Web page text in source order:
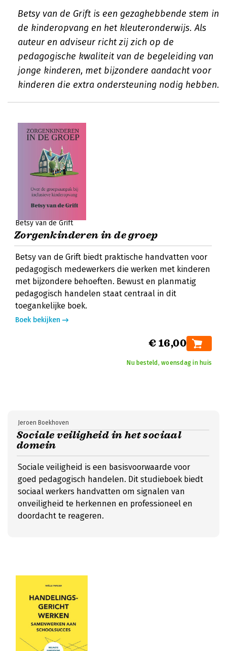
Betsy van de Grift is een gezaghebbende stem in
de kinderopvang en het kleuteronderwijs. Als
auteur en adviseur richt zij zich op de
pedagogische kwaliteit van de begeleiding van
jonge kinderen, met bijzondere aandacht voor
kinderen die extra ondersteuning nodig hebben.
Betsy van de Grift
Zorgenkinderen in de groep
Betsy van de Grift biedt praktische handvatten voor
pedagogisch medewerkers die werken met kinderen
met bijzondere behoeften. Bewust en planmatig
pedagogisch handelen staat centraal in dit
toegankelijke boek.
Boek bekijken
€ 16,00
Nu besteld, woensdag in huis
Sociale veiligheid in het sociaal
domein
Jeroen Boekhoven
Sociale veiligheid is een basisvoorwaarde voor
goed pedagogisch handelen. Dit studieboek biedt
sociaal werkers handvatten om signalen van
onveiligheid te herkennen en professioneel en
doordacht te reageren.